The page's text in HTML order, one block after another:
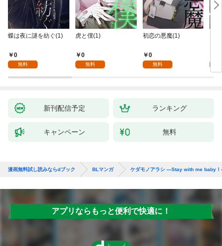
蝶は夜に謎を紡ぐ(1)
0
無料
虎と僕(1)
0
無料
初恋の悪魔(1)
0
無料
新刊配信予定 ランキング
キャンペーン 無料
漫画無料試し読みならdブック BLマンガ ケダモノアラシ ―Stay with me baby
アプリならもっと便利で快適に！